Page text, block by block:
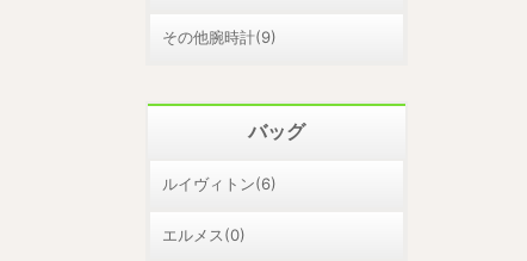
その他腕時計(9)
バッグ
ルイヴィトン(6)
エルメス(0)